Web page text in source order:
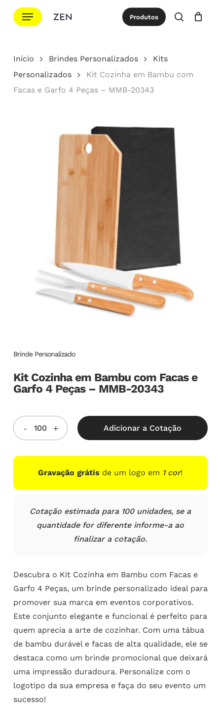
para
principal
Menu Produtos
procurar
Cotação Close
Início Brindes Personalizados
Kits
Personalizados
Kit Cozinha em Bambu com
Facas e Garfo 4 Peças – MMB-20343
Brinde Personalizado
Kit Cozinha em Bambu com Facas e
Garfo 4 Peças – MMB-20343
Adicionar a Cotação
Gravação grátis de um logo em 1 cor!
Cotação estimada para 100 unidades, se a
quantidade for diferente informe-a ao
finalizar a cotação.
Descubra o Kit Cozinha em Bambu com Facas e
Garfo 4 Peças, um brinde personalizado ideal para
promover sua marca em eventos corporativos.
Este conjunto elegante e funcional é perfeito para
quem aprecia a arte de cozinhar. Com uma tábua
de bambu durável e facas de alta qualidade, ele se
destaca como um brinde promocional que deixará
uma impressão duradoura. Personalize com o
logotipo da sua empresa e faça do seu evento um
sucesso!